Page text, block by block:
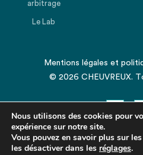
arbitrage
Le Lab
Mentions légales et
© 2026 CHEUVREUX.
Revenir en haut
Nous utilisons des cookies pour
expérience sur notre site.
Vous pouvez en savoir plus sur
les désactiver dans les réglages.